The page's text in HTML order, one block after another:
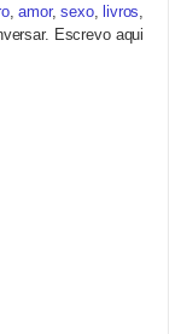
,amor,sexo, livros,
Escrevo aqui